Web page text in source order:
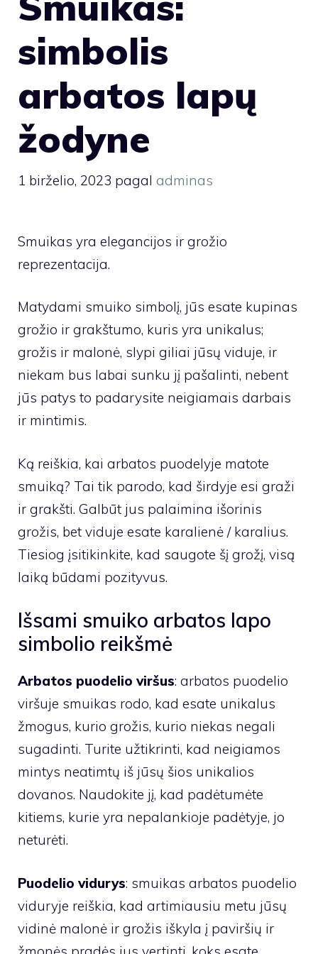
simbolis
arbatos lapų
žodyne
1 birželio, 2023 pagal adminas
Smuikas yra elegancijos ir grožio
reprezentacija.
Matydami smuiko simbolį, jūs esate kupinas
grožio ir grakštumo, kuris yra unikalus;
grožis ir malonė, slypi giliai jūsų viduje, ir
niekam bus labai sunku jį pašalinti, nebent
jūs patys to padarysite neigiamais darbais
ir mintimis.
Ką reiškia, kai arbatos puodelyje matote
smuiką? Tai tik parodo, kad širdyje esi graži
ir grakšti. Galbūt jus palaimina išorinis
grožis, bet viduje esate karalienė / karalius.
Tiesiog įsitikinkite, kad saugote šį grožį, visą
laiką būdami pozityvus.
Išsami smuiko arbatos lapo
simbolio reikšmė
Arbatos puodelio viršus: arbatos puodelio
viršuje smuikas rodo, kad esate unikalus
žmogus, kurio grožis, kurio niekas negali
sugadinti. Turite užtikrinti, kad neigiamos
mintys neatimtų iš jūsų šios unikalios
dovanos. Naudokite jį, kad padėtumėte
kitiems, kurie yra nepalankioje padėtyje, jo
neturėti.
Puodelio vidurys: smuikas arbatos puodelio
viduryje reiškia, kad artimiausiu metu jūsų
vidinė malonė ir grožis iškyla į paviršių ir